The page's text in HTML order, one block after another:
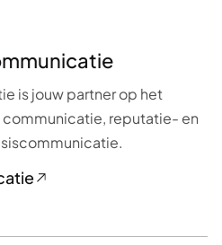
is jouw partner op het
reputatie- en